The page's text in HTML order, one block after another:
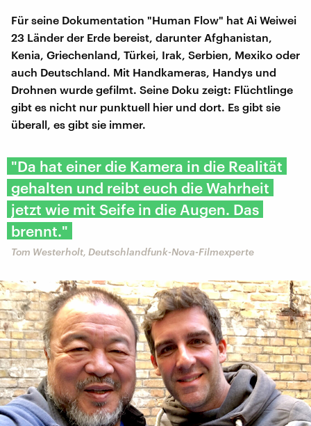
Für seine Dokumentation "Human Flow" hat Ai Weiwei
23 Länder der Erde bereist, darunter Afghanistan,
Kenia, Griechenland, Türkei, Irak, Serbien, Mexiko oder
auch Deutschland. Mit Handkameras, Handys und
Drohnen wurde gefilmt. Seine Doku zeigt: Flüchtlinge
gibt es nicht nur punktuell hier und dort. Es gibt sie
überall, es gibt sie immer.
"Da hat einer die Kamera in die Realität
gehalten und reibt euch die Wahrheit
jetzt wie mit Seife in die Augen. Das
brennt."
Tom Westerholt, Deutschlandfunk-Nova-Filmexperte